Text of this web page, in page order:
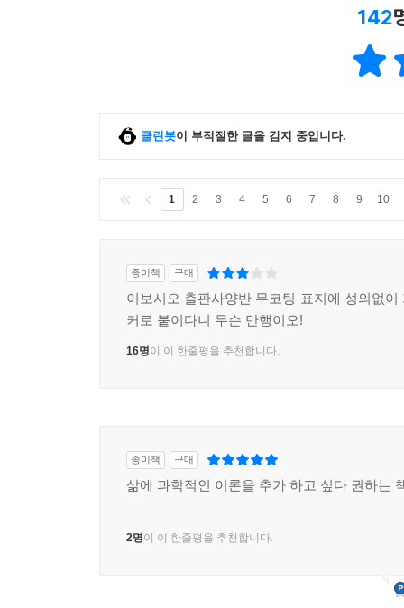
142
클린봇이 부적절한 글을 감지 중입니다.
1 2 3 4 5 6 7 8 9 10
종이책 구매
이보시오 츨판사양반 무코팅 표지에 성의없이
커로 붙이다니 무슨 만행이오!
16명이 이 한줄평을 추천합니다.
종이책 구매
삶에 과학적인 이론을 추가 하고 싶다 권하는
2명이 이 한줄평을 추천합니다.